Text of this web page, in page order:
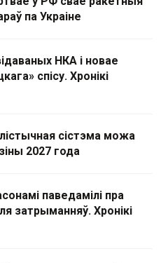
па Украіне
НКА і новае
спісу. Хронікі
сістэма можа
2027 года
паведамілі пра
затрыманняў. Хронікі